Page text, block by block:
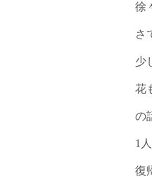
徐
さ
少
花
の
1
復